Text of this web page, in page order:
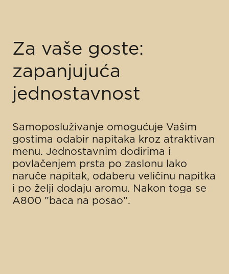
Za vaše goste:
zapanjujuća
jednostavnost
Samoposluživanje omogućuje Vašim
gostima odabir napitaka kroz atraktivan
menu. Jednostavnim dodirima i
povlačenjem prsta po zaslonu lako
naruče napitak, odaberu veličinu napitka
i po želji dodaju aromu. Nakon toga se
A800 ”baca na posao”.